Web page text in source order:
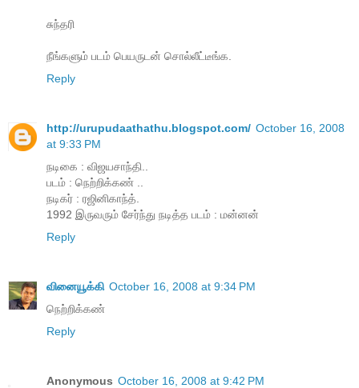
சுந்தரி
நீங்களும் படம் பெயருடன் சொல்லீட்டீங்க.
Reply
http://urupudaathathu.blogspot.com/ October 16, 2008
at 9:33 PM
நடிகை : விஜயசாந்தி..
படம் : நெற்றிக்கண் ..
நடிகர் : ரஜினிகாந்த்.
1992 இருவரும் சேர்ந்து நடித்த படம் : மன்னன்
Reply
வினையூக்கி October 16, 2008 at 9:34 PM
நெற்றிக்கண்
Reply
Anonymous October 16, 2008 at 9:42 PM